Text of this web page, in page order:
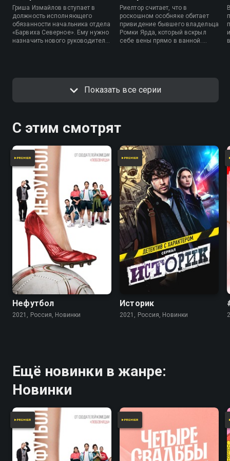
Полицейского с Рублёвки в хорошем качестве в
приложении Смотрёшка.
Посмотреть онлайн 3 сезон сериала Полицейский с
Гриша Измайлов вступает в
должность исполняющего
обязанности начальника отдела
«Барвиха Северное». Ему нужно
назначить нового руководителя
испытание: первый, кто
раскроет дело об угоне
Риелтор считает, что в
роскошном особняке обитает
привидение бывшего владельца
Ромки Ярда, который вскрыл
себе вены прямо в ванной.
Показать все серии
С этим смотрят
Нефутбол
2021, Россия, Новинки
Историк
2021, Россия, Новинки
Ещё новинки в жанре:
Новинки